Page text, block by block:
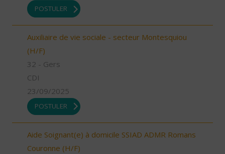
POSTULER
Auxiliaire de vie sociale - secteur Montesquiou
(H/F)
32 - Gers
CDI
23/09/2025
POSTULER
Aide Soignant(e) à domicile SSIAD ADMR Romans
Couronne (H/F)